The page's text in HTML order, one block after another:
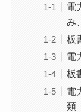
電
み
板
電
板
電
類